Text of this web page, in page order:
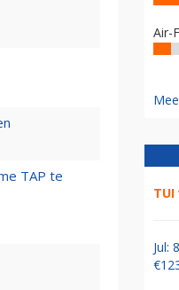
TAP te
Air-
Jul: